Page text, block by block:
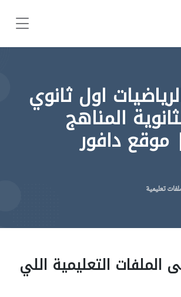
اول ثانوي
المناهج
موقع دافور
تعليمية
الملفات التعليمية اللي